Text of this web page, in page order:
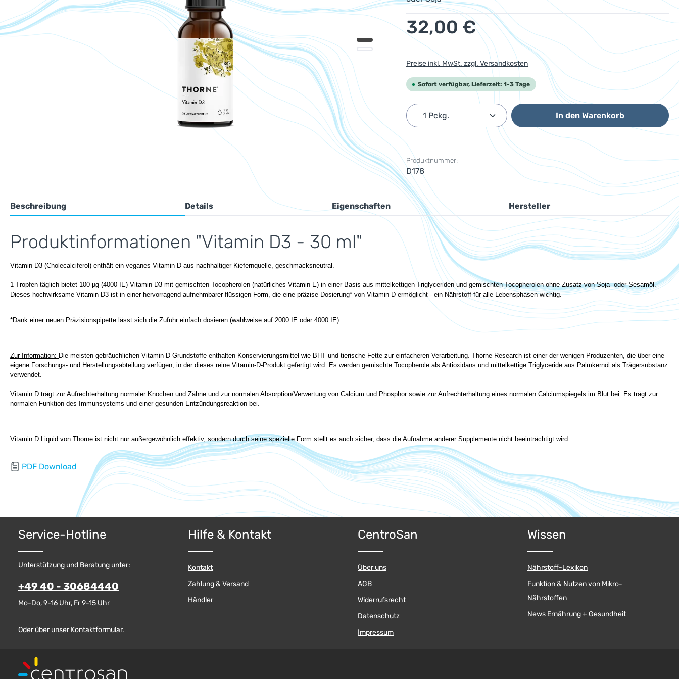
Regulärer Preis:
32,00 €
Preise inkl. MwSt. zzgl. Versandkosten
Sofort verfügbar, Lieferzeit: 1-3 Tage
Produkt Anzahl: Gib den gewünschten Wert ein
In den Warenkorb
Produktnummer:
D178
Beschreibung Details Eigenschaften Hersteller
Produktinformationen "Vitamin D3 - 30 ml"
Vitamin D3 (Cholecalciferol) enthält ein veganes Vitamin D aus nachhaltiger Kiefernquelle, geschmacksneutral.
1 Tropfen täglich bietet 100 µg (4000 IE) Vitamin D3 mit gemischten Tocopherolen (natürliches Vitamin E) in einer Basis aus mittelkettigen Triglyceriden und gemischten Tocopherolen ohne Zusatz von Soja- oder Sesamöl.
Dieses hochwirksame Vitamin D3 ist in einer hervorragend aufnehmbarer flüssigen Form, die eine präzise Dosierung* von Vitamin D ermöglicht - ein Nährstoff für alle Lebensphasen wichtig.
*Dank einer neuen Präzisionspipette lässt sich die Zufuhr einfach dosieren (wahlweise auf 2000 IE oder 4000 IE).
Zur Information: Die meisten gebräuchlichen Vitamin-D-Grundstoffe enthalten Konservierungsmittel wie BHT und tierische Fette zur einfacheren Verarbeitung. Thorne Research ist einer der wenigen Produzenten, die über eine
eigene Forschungs- und Herstellungsabteilung verfügen, in der dieses reine Vitamin-D-Produkt gefertigt wird. Es werden gemischte Tocopherole als Antioxidans und mittelkettige Triglyceride aus Palmkernöl als Trägersubstanz
verwendet.
Vitamin D trägt zur Aufrechterhaltung normaler Knochen und Zähne und zur normalen Absorption/Verwertung von Calcium und Phosphor sowie zur Aufrechterhaltung eines normalen Calciumspiegels im Blut bei. Es trägt zur
normalen Funktion des Immunsystems und einer gesunden Entzündungsreaktion bei.
Vitamin D Liquid von Thorne ist nicht nur außergewöhnlich effektiv, sondern durch seine spezielle Form stellt es auch sicher, dass die Aufnahme anderer Supplemente nicht beeinträchtigt wird.
PDF Download
Service-Hotline
Unterstützung und Beratung unter:
+49 40 - 30684440
Mo-Do, 9-16 Uhr, Fr 9-15 Uhr
Oder über unserKontaktformular.
Hilfe & Kontakt
Kontakt
Zahlung & Versand
Händler
CentroSan
Über uns
AGB
Widerrufsrecht
Datenschutz
Impressum
Wissen
Nährstoff-Lexikon
Funktion & Nutzen von Mikro-
Nährstoffen
News Ernährung + Gesundheit